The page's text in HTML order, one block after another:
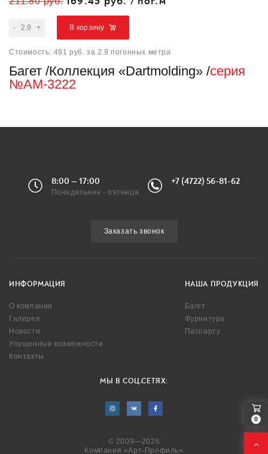
- + В корзину
Стоимость: 491 руб.за 2.9 погонных метра
Багет Коллекция «Dartmolding» серия
№AM-3222
8:00 — 17:00
Понедельник - пятница
+7 (4722) 56-81-62
Заказать звонок
МЫ В СОЦ.СЕТЯХ:
© 2009—2026
Компания «Арт-Профиль»
ИНФОРМАЦИЯ
О компании
Галерея
Новости
Упущенные возможности
Контакты
НАША ПРОДУКЦИЯ
Багет
Фурнитура
Паспарту
0